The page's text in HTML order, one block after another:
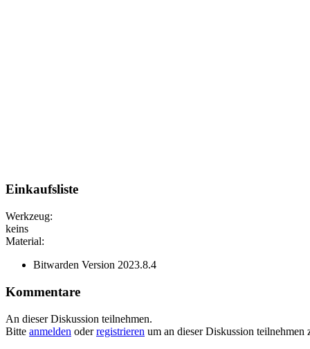
Einkaufsliste
Werkzeug:
keins
Material:
Bitwarden Version 2023.8.4
Kommentare
An dieser Diskussion teilnehmen.
Bitte anmelden oderregistrieren um an dieser Diskussion teilnehmen